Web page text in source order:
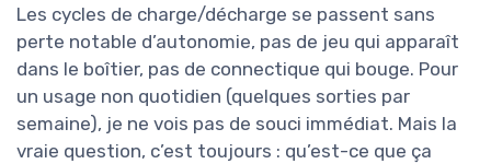
Les cycles de charge/décharge se passent sans
perte notable d’autonomie, pas de jeu qui apparaît
dans le boîtier, pas de connectique qui bouge. Pour
un usage non quotidien (quelques sorties par
semaine), je ne vois pas de souci immédiat. Mais la
vraie question, c’est toujours : qu’est-ce que ça